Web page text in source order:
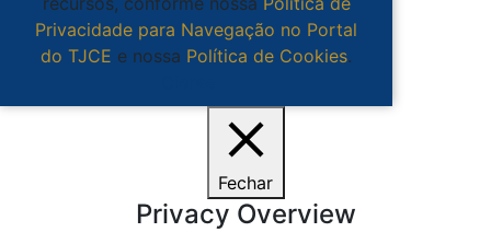
Privacidade para Navegação no Portal
do TJCE e nossa Política de Cookies.
Fechar
Privacy Overview